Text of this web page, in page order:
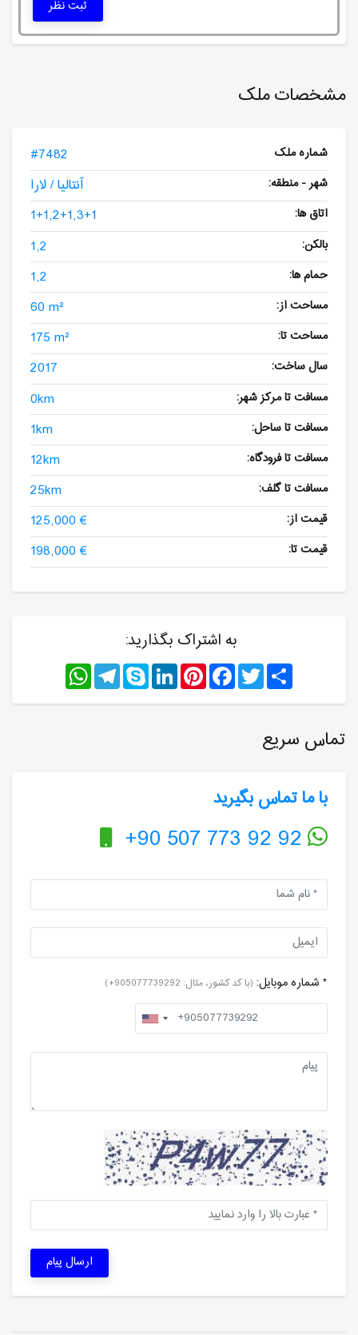
مشخصات ملک
شماره ملک #7482
شهر - منطقه: آنتالیا / لارا
اتاق ها: 1+1,2+1,3+1
بالکن: 1,2
حمام ها: 1,2
مساحت از: 60 m²
مساحت تا: 175 m²
سال ساخت: 2017
مسافت تا مرکز شهر: 0km
مسافت تا ساحل: 1km
مسافت تا فرودگاه: 12km
مسافت تا گلف: 25km
قیمت از: 125,000 €
قیمت تا: 198,000 €
به اشتراک بگذارید:
Share
Twitter
Facebook
Pinterest
LinkedIn
Skype
Telegram
WhatsApp
تماس سریع
با ما تماس بگیرید
+90 507 773 92 92
* شماره موبایل: (با کد کشور، مثال: 905077739292+)
ارسال پیام
ثبت نظر